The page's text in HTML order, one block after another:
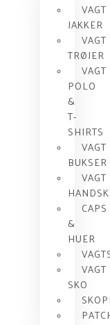
VAGT
JAKKER
VAGT
TRØJER
VAGT
POLO
&
T-
SHIRTS
VAGT
BUKSER
VAGT
CAPS
&
HUER
VAGT
SKO